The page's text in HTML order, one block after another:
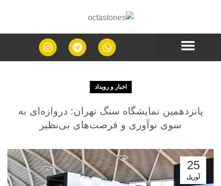
اخبار و رویداد
پانزدهمین نمایشگاه سنگ تهران: دروازه‌ای به
سوی نوآوری و فرصت‌های بی‌نظیر
25
آوریل